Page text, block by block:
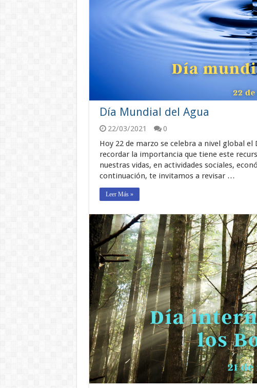
Día Mundial del Agua
22/03/2021
0
Hoy 22 de marzo se celebra a nivel global
recordar la importancia que tiene este
nuestras vidas, en actividades sociales,
continuación, te invitamos a revisar …
Leer Más »